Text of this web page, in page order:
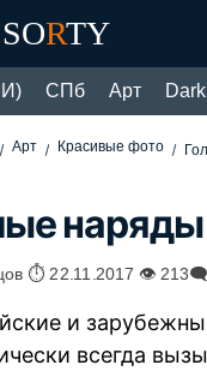
RTY
СПб Арт
Арт Красивые фото
наряды
⏱ 22.11.2017 👁 213🗨
и
всегда